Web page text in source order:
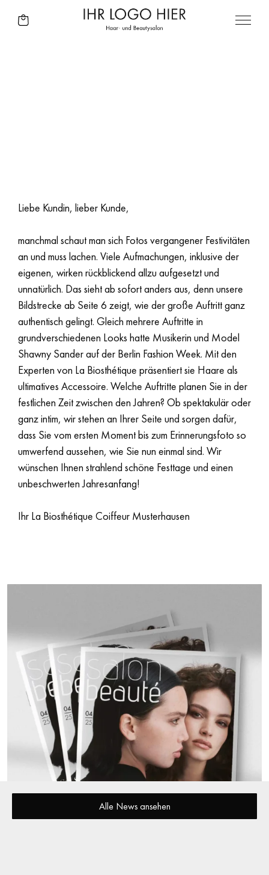
Liebe Kundin, lieber Kunde,
manchmal schaut man sich Fotos vergangener Festivitäten
an und muss lachen. Viele Aufmachungen, inklusive der
eigenen, wirken rückblickend allzu aufgesetzt und
unnatürlich. Das sieht ab sofort anders aus, denn unsere
Bildstrecke ab Seite 6 zeigt, wie der große Auftritt ganz
authentisch gelingt. Gleich mehrere Auftritte in
grundverschiedenen Looks hatte Musikerin und Model
Shawny Sander auf der Berlin Fashion Week. Mit den
Experten von La Biosthétique präsentiert sie Haare als
ultimatives Accessoire. Welche Auftritte planen Sie in der
festlichen Zeit zwischen den Jahren? Ob spektakulär oder
ganz intim, wir stehen an Ihrer Seite und sorgen dafür,
dass Sie vom ersten Moment bis zum Erinnerungsfoto so
umwerfend aussehen, wie Sie nun einmal sind. Wir
wünschen Ihnen strahlend schöne Festtage und einen
unbeschwerten Jahresanfang!
Ihr La Biosthétique Coiffeur Musterhausen
Alle News ansehen